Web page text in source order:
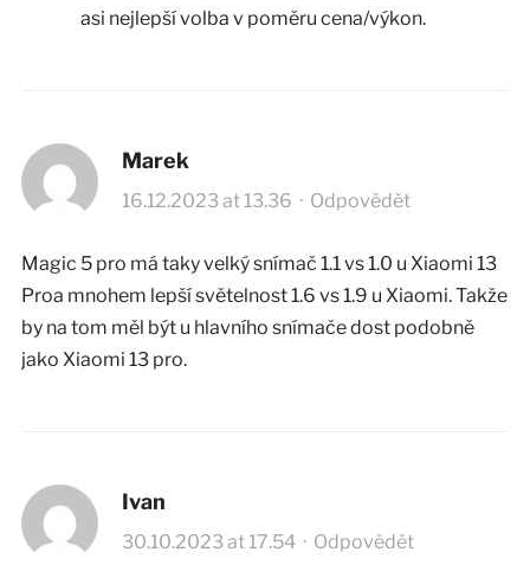
asi nejlepší volba v poměru cena/výkon.
Marek
16.12.2023 at 13.36 · Odpovědět
Magic 5 pro má taky velký snímač 1.1 vs 1.0 u Xiaomi 13
Proa mnohem lepší světelnost 1.6 vs 1.9 u Xiaomi. Takže
by na tom měl být u hlavního snímače dost podobně
jako Xiaomi 13 pro.
Ivan
30.10.2023 at 17.54· Odpovědět